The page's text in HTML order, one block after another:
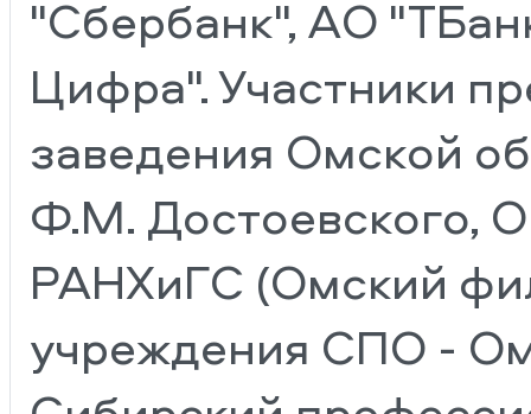
"Сбербанк", АО
Цифра". Участники
заведения Омской
Ф.М. Достоевского,
РАНХиГС (Омский
учреждения СПО -